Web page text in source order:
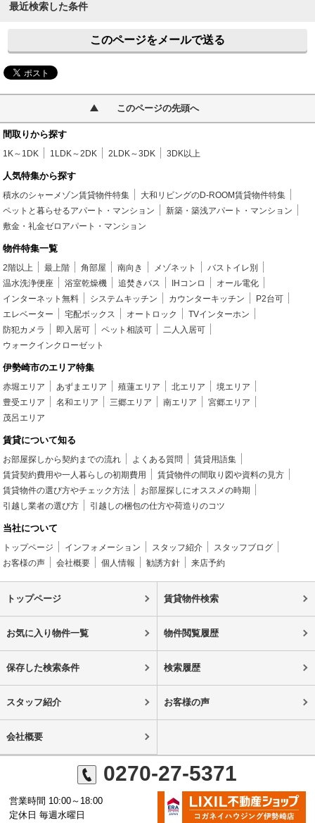
最近検索した条件
このページをメールで送る
このページの先頭へ
間取りから探す
1K～1DK 1LDK～2DK 2LDK～3DK 3DK以上
人気特集から探す
積水のシャーメゾン賃貸物件特集
大和リビングのD-ROOM賃貸物件特集
ペットと暮らせるアパート・マンション
新築・築浅アパート・マンション
敷金・礼金ゼロアパート・マンション
物件特集一覧
2階以上 最上階 角部屋 南向き メゾネット
バストイレ別
温水洗浄便座
浴室乾燥機 追焚きバス IHコンロ
オール電化
インターネット無料
システムキッチン カウンターキッチン
P2台可
エレベーター
宅配ボックス オートロック
TVインターホン
防犯カメラ
即入居可 ペット相談可
二人入居可
ウォークインクローゼット
伊勢崎市のエリア特集
赤堀エリア あずまエリア 殖蓮エリア 北エリア
境エリア
豊受エリア
名和エリア 三郷エリア 南エリア
宮郷エリア
茂呂エリア
賃貸について知る
お部屋探しから契約までの流れ よくある質問
賃貸用語集
賃貸契約費用や一人暮らしの初期費用
賃貸物件の間取り図や資料の見方
賃貸物件の選び方やチェック方法
お部屋探しにオススメの時期
引越し業者の選び方
引越しの梱包の仕方や荷造りのコツ
当社について
トップページ インフォメーション スタッフ紹介
スタッフブログ
お客様の声
会社概要 個人情報 勧誘方針 来店予約
トップページ 賃貸物件検索
お気に入り物件一覧 物件閲覧履歴
保存した検索条件 検索履歴
スタッフ紹介 お客様の声
会社概要
0270-27-5371
営業時間 10:00～18:00
定休日 毎週水曜日